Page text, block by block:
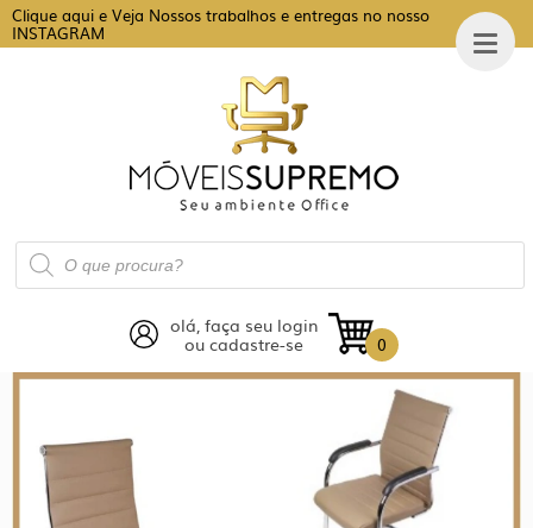
Clique aqui e Veja Nossos trabalhos e entregas no nosso
INSTAGRAM
Pesquisar
produtos
0
olá, faça seu login
ou cadastre-se